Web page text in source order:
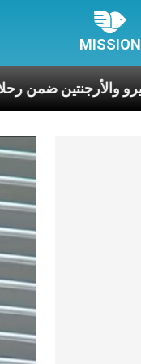
MISSION
أوروغواي والبيرو